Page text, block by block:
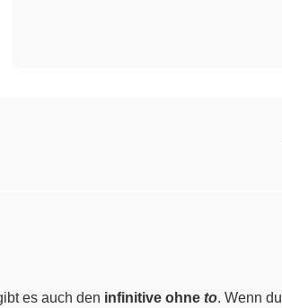
es auch den infinitive ohne to. Wenn du